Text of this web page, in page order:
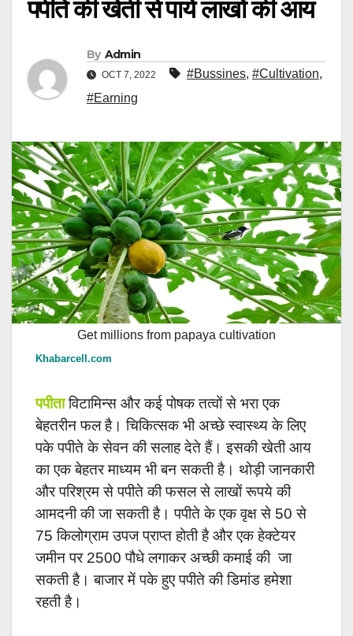
पपीते की खेती से पायें लाखों की आय
By Admin
OCT 7, 2022 #Bussines, #Cultivation,
#Earning
Get millions from papaya cultivation
Khabarcell.com
पपीता विटामिन्स और कई पोषक तत्वों से भरा एक
बेहतरीन फल है। चिकित्सक भी अच्छे स्वास्थ्य के लिए
पके पपीते के सेवन की सलाह देते हैं। इसकी खेती आय
का एक बेहतर माध्यम भी बन सकती है। थोड़ी जानकारी
और परिश्रम से पपीते की फसल से लाखों रूपये की
आमदनी की जा सकती है। पपीते के एक वृक्ष से 50 से
75 किलोग्राम उपज प्राप्त होती है और एक हेक्टेयर
जमीन पर 2500 पौधे लगाकर अच्छी कमाई की जा
सकती है। बाजार में पके हुए पपीते की डिमांड हमेशा
रहती है।